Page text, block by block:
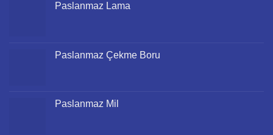
Paslanmaz Lama
Paslanmaz Çekme Boru
Paslanmaz Mil